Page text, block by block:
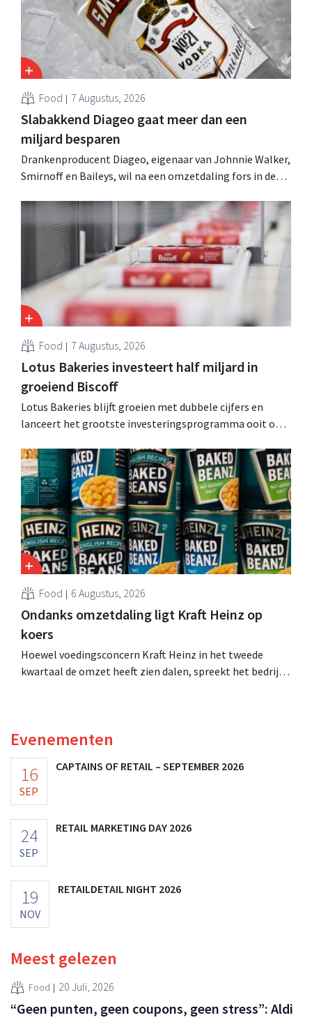
Food 7 Augustus, 2026
Slabakkend Diageo gaat meer dan een
miljard besparen
Drankenproducent Diageo, eigenaar van Johnnie Walker,
Smirnoff en Baileys, wil na een omzetdaling fors in de
andere Guiness en voorgemixte cocktails.
Food 7 Augustus, 2026
Lotus Bakeries investeert half miljard in
groeiend Biscoff
Lotus Bakeries blijft groeien met dubbele cijfers en
lanceert het grootste investeringsprogramma ooit om
moeten dit momentum grijpen”.
Food 6 Augustus, 2026
Ondanks omzetdaling ligt Kraft Heinz op
koers
Hoewel voedingsconcern Kraft Heinz in het tweede
kwartaal de omzet heeft zien dalen, spreekt het bedrijf
Evenementen
16
SEP
CAPTAINS OF RETAIL – SEPTEMBER 2026
24
SEP
RETAIL MARKETING DAY 2026
19
NOV
RETAILDETAIL NIGHT 2026
Meest gelezen
Food 20 Juli, 2026
“Geen punten, geen coupons, geen stress”: Aldi